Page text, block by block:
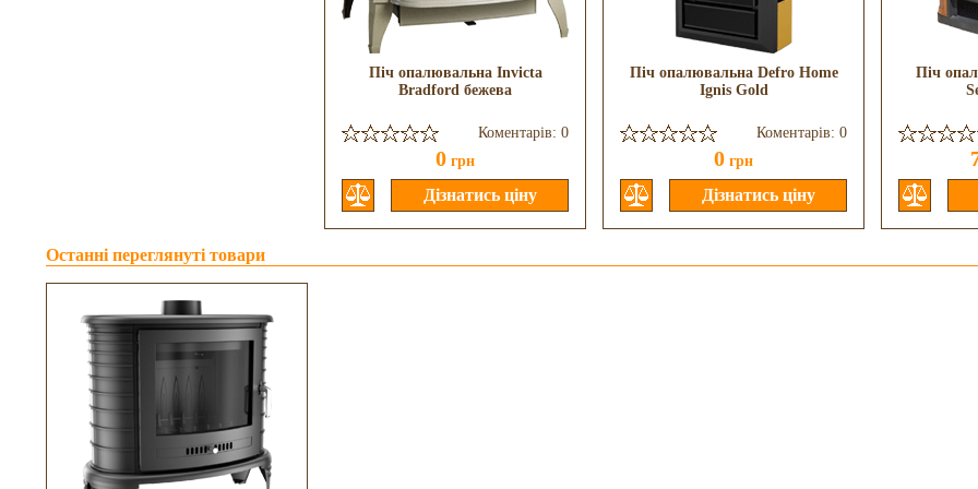
Піч опалювальна Invicta
Bradford бежева
Коментарів: 0
0 грн
Піч опалювальна Defro Home
Ignis Gold
Коментарів: 0
0 грн
Піч
Останні переглянуті товари